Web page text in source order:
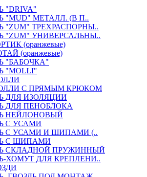
"DRIVA"
"MUD" МЕТАЛЛ. (В П..
"ZUM" ТРЕХРАСПОРНЫ..
"ZUM" УНИВЕРСАЛЬНЫ..
(оранжевые)
(оранжевые)
"БАБОЧКА"
"МOLLI"
С ПРЯМЫМ КРЮКОМ
ДЛЯ ИЗОЛЯЦИИ
ДЛЯ ПЕНОБЛОКА
НЕЙЛОНОВЫЙ
С УСАМИ
С УСАМИ И ШИПАМИ (..
С ШИПАМИ
СКЛАДНОЙ ПРУЖИННЫЙ
ХОМУТ ДЛЯ КРЕПЛЕНИ..